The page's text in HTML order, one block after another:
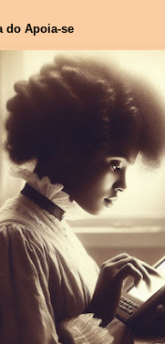
do Apoia-se